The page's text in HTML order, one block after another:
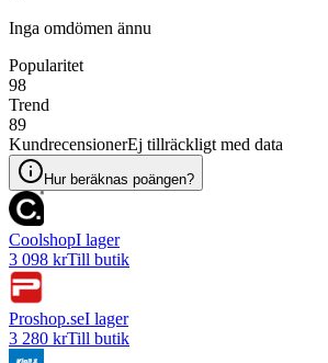
Inga omdömen ännu
Popularitet
98
Trend
89
KundrecensionerEj tillräckligt med data
Hur beräknas poängen?
CoolshopI lager
3 098 krTill butik
Proshop.seI lager
3 280 krTill butik